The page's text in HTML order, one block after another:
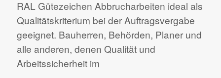
RAL Gütezeichen Abbrucharbeiten ideal als
Qualitätskriterium bei der Auftragsvergabe
geeignet. Bauherren, Behörden, Planer und
alle anderen, denen Qualität und
Arbeitssicherheit im